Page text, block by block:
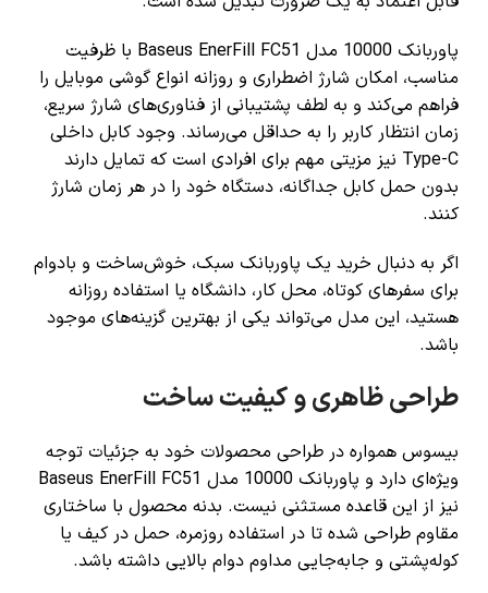
پاوربانک 10000 مدل Baseus EnerFill FC51 با ظرفیت
مناسب، امکان شارژ اضطراری و روزانه انواع گوشی موبایل را
فراهم می‌کند و به لطف پشتیبانی از فناوری‌های شارژ سریع،
زمان انتظار کاربر را به حداقل می‌رساند. وجود کابل داخلی
Type-C نیز مزیتی مهم برای افرادی است که تمایل دارند
بدون حمل کابل جداگانه، دستگاه خود را در هر زمان شارژ
کنند.
اگر به دنبال خرید یک پاوربانک سبک، خوش‌ساخت و بادوام
برای سفرهای کوتاه، محل کار، دانشگاه یا استفاده روزانه
هستید، این مدل می‌تواند یکی از بهترین گزینه‌های موجود
باشد.
طراحی ظاهری و کیفیت ساخت
بیسوس همواره در طراحی محصولات خود به جزئیات توجه
ویژه‌ای دارد و پاوربانک 10000 مدل Baseus EnerFill FC51
نیز از این قاعده مستثنی نیست. بدنه محصول با ساختاری
مقاوم طراحی شده تا در استفاده روزمره، حمل در کیف یا
کوله‌پشتی و جابه‌جایی مداوم دوام بالایی داشته باشد.